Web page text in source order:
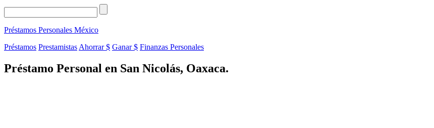
Préstamos Personales México
Préstamos Prestamistas Ahorrar $ Ganar $ Finanzas Personales
Préstamo Personal en San Nicolás, Oaxaca.